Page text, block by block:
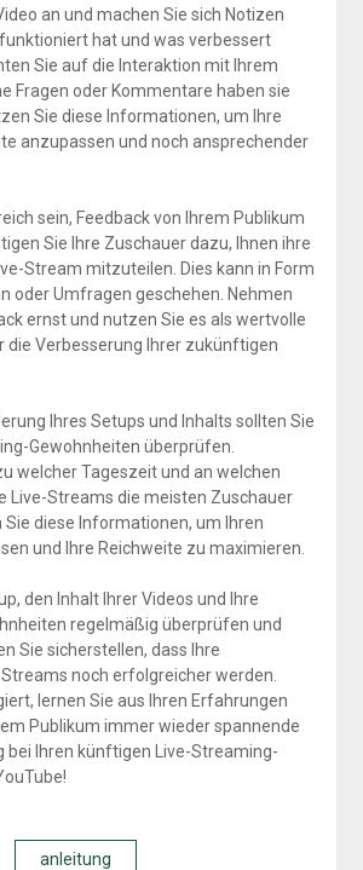
an und machen Sie sich Notizen
hat und was verbessert
Sie auf die Interaktion mit Ihrem
Fragen oder Kommentare haben sie
Sie diese Informationen, um Ihre
anzupassen und noch ansprechender
sein, Feedback von Ihrem Publikum
Sie Ihre Zuschauer dazu, Ihnen ihre
Stream mitzuteilen. Dies kann in Form
oder Umfragen geschehen. Nehmen
ernst und nutzen Sie es als wertvolle
die Verbesserung Ihrer zukünftigen
Ihres Setups und Inhalts sollten Sie
Gewohnheiten überprüfen.
welcher Tageszeit und an welchen
Live-Streams die meisten Zuschauer
diese Informationen, um Ihren
und Ihre Reichweite zu maximieren.
den Inhalt Ihrer Videos und Ihre
regelmäßig überprüfen und
Sie sicherstellen, dass Ihre
noch erfolgreicher werden.
lernen Sie aus Ihren Erfahrungen
Publikum immer wieder spannende
bei Ihren künftigen Live-Streaming-
anleitung